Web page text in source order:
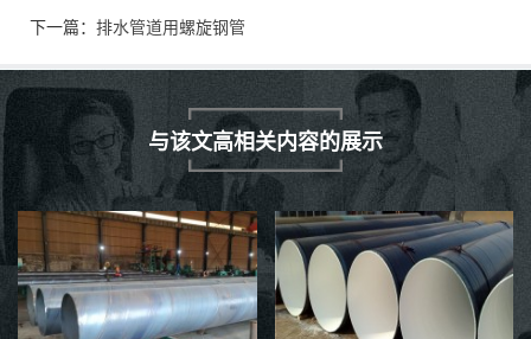
下一篇： 排水管道用螺旋钢管
与该文高相关内容的展示